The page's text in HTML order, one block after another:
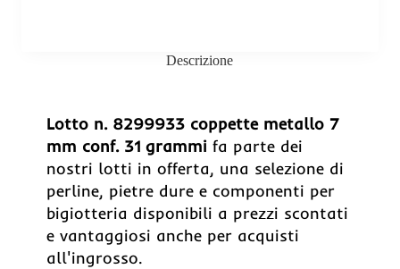
Descrizione
Lotto n. 8299933 coppette metallo 7
mm conf. 31 grammi fa parte dei
nostri lotti in offerta, una selezione di
perline, pietre dure e componenti per
bigiotteria disponibili a prezzi scontati
e vantaggiosi anche per acquisti
all'ingrosso.